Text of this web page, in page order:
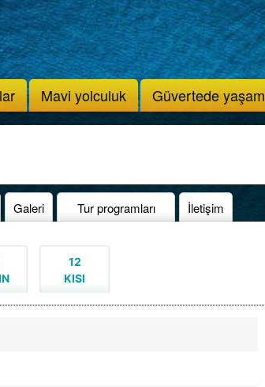
Mavi yolculuk Güvertede yaşam
Galeri Tur programları İletişim
12
KISI